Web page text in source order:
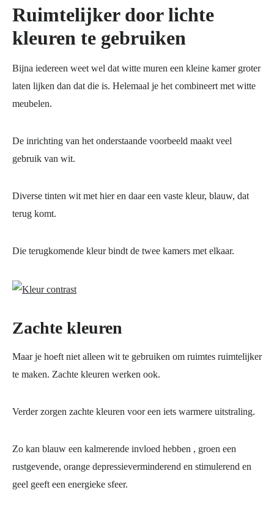
Ruimtelijker door lichte
kleuren te gebruiken
Bijna iedereen weet wel dat witte muren een kleine kamer groter
laten lijken dan dat die is. Helemaal je het combineert met witte
meubelen.
De inrichting van het onderstaande voorbeeld maakt veel
gebruik van wit.
Diverse tinten wit met hier en daar een vaste kleur, blauw, dat
terug komt.
Die terugkomende kleur bindt de twee kamers met elkaar.
Zachte kleuren
Maar je hoeft niet alleen wit te gebruiken om ruimtes ruimtelijker
te maken. Zachte kleuren werken ook.
Verder zorgen zachte kleuren voor een iets warmere uitstraling.
Zo kan blauw een kalmerende invloed hebben , groen een
rustgevende, orange depressieverminderend en stimulerend en
geel geeft een energieke sfeer.